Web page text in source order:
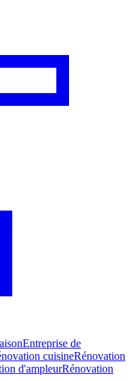
Entreprise de
cuisineRénovation
d'ampleurRénovation